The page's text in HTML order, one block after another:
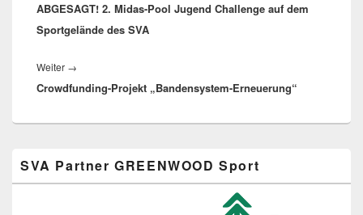
Beitrag:
ABGESAGT! 2. Midas-Pool Jugend Challenge auf dem
Sportgelände des SVA
Weiter →
Beitrag:
Crowdfunding-Projekt „Bandensystem-Erneuerung“
Seitenleisten-
Widgetbereich
SVA Partner GREENWOOD Sport